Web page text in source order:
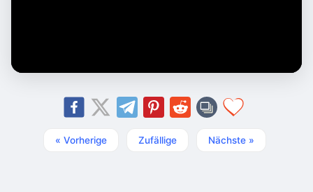
« Vorherige Zufällige Nächste »